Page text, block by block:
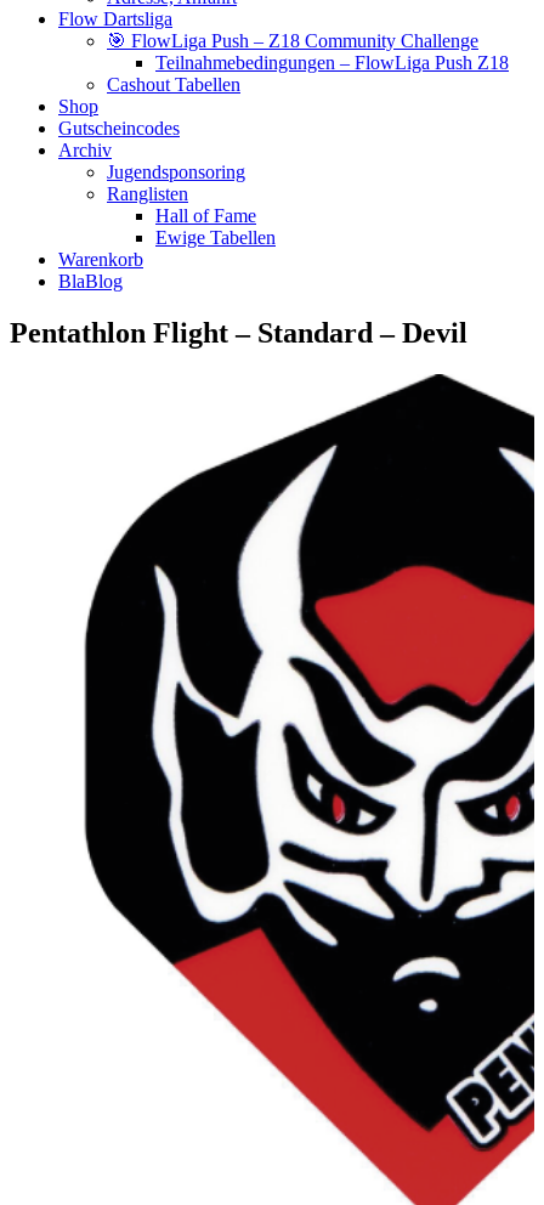
Flow Dartsliga
🎯 FlowLiga Push – Z18 Community Challenge
Teilnahmebedingungen – FlowLiga Push Z18
Cashout Tabellen
Shop
Gutscheincodes
Archiv
Jugendsponsoring
Ranglisten
Hall of Fame
Ewige Tabellen
Warenkorb
BlaBlog
Pentathlon Flight – Standard – Devil